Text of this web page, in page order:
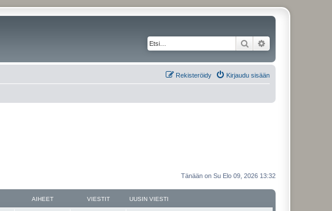
Etsi
Kirjaudu sisään
Rekisteröidy
Tänään on Su Elo 09, 2026 13:32
AIHEET VIESTIT UUSIN VIESTI